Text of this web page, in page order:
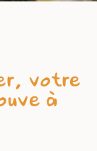
votre
à